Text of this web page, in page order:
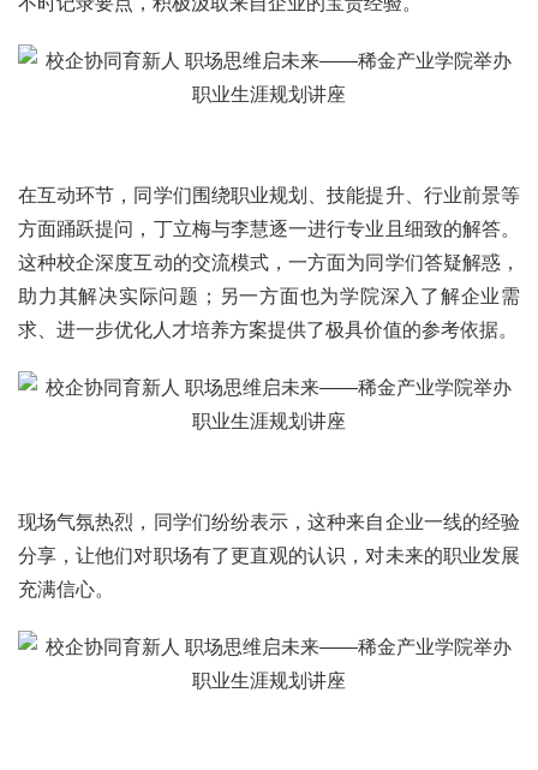
在互动环节，同学们围绕职业规划、技能提升、行业前景等
方面踊跃提问，丁立梅与李慧逐一进行专业且细致的解答。
这种校企深度互动的交流模式，一方面为同学们答疑解惑，
助力其解决实际问题；另一方面也为学院深入了解企业需
求、进一步优化人才培养方案提供了极具价值的参考依据。
现场气氛热烈，同学们纷纷表示，这种来自企业一线的经验
分享，让他们对职场有了更直观的认识，对未来的职业发展
充满信心。